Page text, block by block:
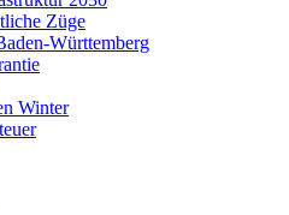
Züge
Württemberg
Winter